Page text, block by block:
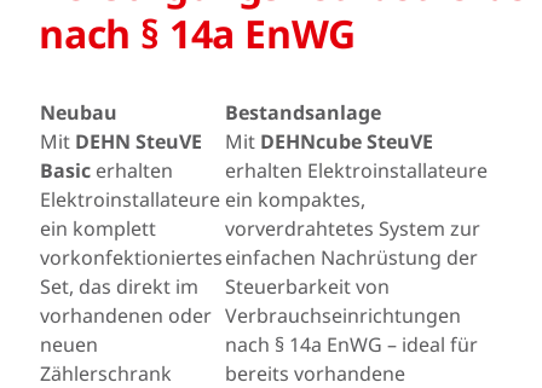
nach § 14a EnWG
Neubau
Mit DEHN SteuVE
Basic erhalten
Elektroinstallateure
ein komplett
vorkonfektioniertes
Set, das direkt im
vorhandenen oder
neuen
Zählerschrank
Bestandsanlage
Mit DEHNcube SteuVE
erhalten Elektroinstallateure
ein kompaktes,
vorverdrahtetes System zur
einfachen Nachrüstung der
Steuerbarkeit von
Verbrauchseinrichtungen
nach § 14a EnWG – ideal für
bereits vorhandene